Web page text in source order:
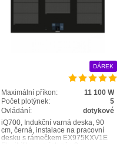
DÁREK
Maximální příkon:
11 100 W
Počet plotýnek:
5
Ovládání:
dotykové
iQ700, Indukční varná deska, 90
cm, černá, instalace na pracovní
desku s rámečkem EX975KXV1E